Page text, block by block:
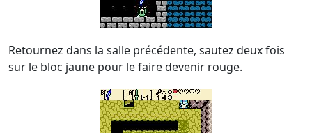
Retournez dans la salle précédente, sautez deux fois
sur le bloc jaune pour le faire devenir rouge.